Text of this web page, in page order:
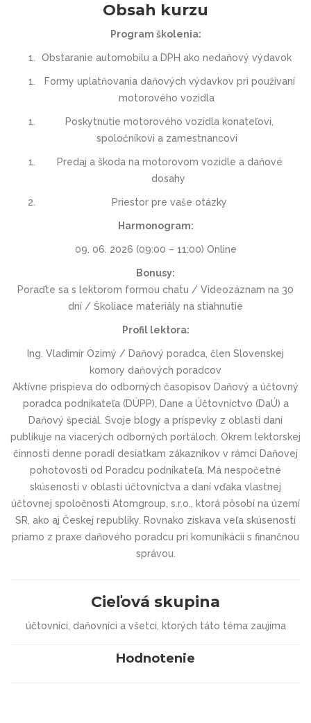
Obsah kurzu
Program školenia:
Obstaranie automobilu a DPH ako nedaňový výdavok
Formy uplatňovania daňových výdavkov pri používaní
motorového vozidla
Poskytnutie motorového vozidla konateľovi,
spoločníkovi a zamestnancovi
Predaj a škoda na motorovom vozidle a daňové
dosahy
Priestor pre vaše otázky
Harmonogram:
09. 06. 2026 (09:00 – 11:00) Online
Bonusy:
Poraďte sa s lektorom formou chatu / Videozáznam na 30
dní / Školiace materiály na stiahnutie
Profil lektora:
Ing. Vladimír Ozimý / Daňový poradca, člen Slovenskej
komory daňových poradcov
Aktívne prispieva do odborných časopisov Daňový a účtovný
poradca podnikateľa (DÚPP), Dane a Účtovníctvo (DaÚ) a
Daňový špeciál. Svoje blogy a príspevky z oblasti daní
publikuje na viacerých odborných portáloch. Okrem lektorskej
činnosti denne poradí desiatkam zákazníkov v rámci Daňovej
pohotovosti od Poradcu podnikateľa. Má nespočetné
skúsenosti v oblasti účtovníctva a daní vďaka vlastnej
účtovnej spoločnosti Atomgroup, s.r.o., ktorá pôsobí na území
SR, ako aj Českej republiky. Rovnako získava veľa skúseností
priamo z praxe daňového poradcu pri komunikácii s finančnou
správou.
Cieľová skupina
účtovníci, daňovníci a všetci, ktorých táto téma zaujíma
Hodnotenie